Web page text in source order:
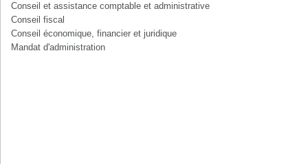
Conseil et assistance comptable et administrative
Conseil fiscal
Conseil économique, financier et juridique
Mandat d'administration